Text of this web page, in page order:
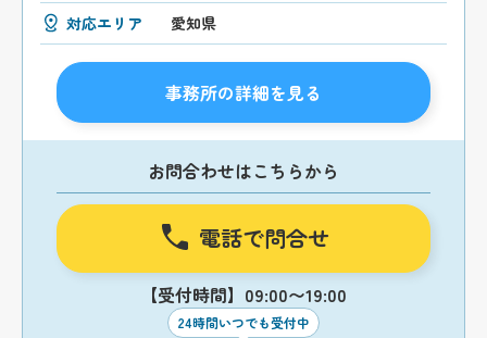
対応エリア 愛知県
事務所の詳細を見る
お問合わせはこちらから
電話で問合せ
【受付時間】09:00〜19:00
24時間いつでも受付中